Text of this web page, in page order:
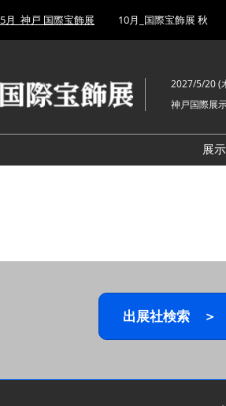
5月_神戸 国際宝飾展 10月_国際宝飾展 秋
2027/5/20 (
神戸国際展
展
出展社検索 ＞